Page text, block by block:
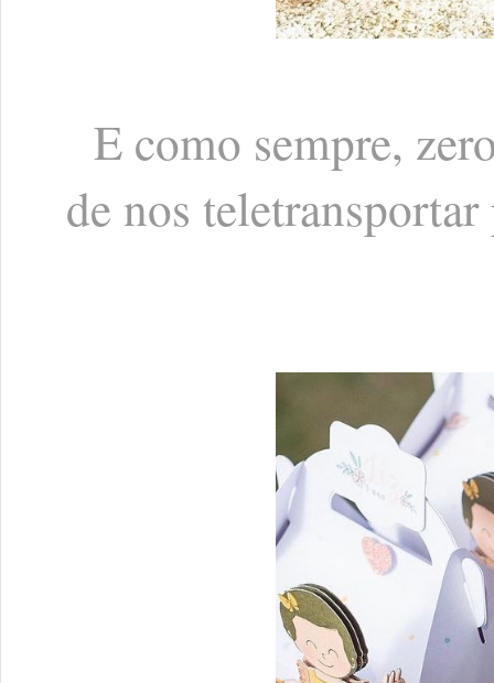
E como sempre,
de nos